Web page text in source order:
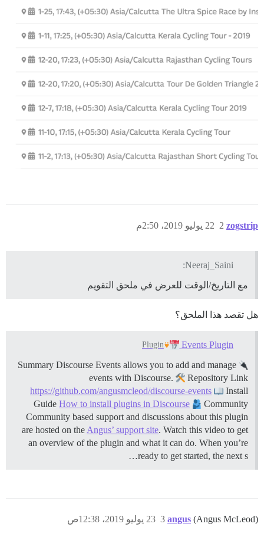
zogstrip 22 يوليو 2019، 2:50م 2
Neeraj_Saini:
مع التاريخ/الوقت للعرض في ملحق التقويم
هل تقصد هذا الملحق؟
Events Plugin
Plugin
Summary Discourse Events allows you to add and manage
events with Discourse.
Repository Link
https://github.com/angusmcleod/discourse-events
Install
Guide How to install plugins in Discourse
Community
Community based support and discussions about this plugin
are hosted on the Angus’ support site. Watch this video to get
an overview of the plugin and what it can do. When you’re
ready to get started, the next s…
angus (Angus McLeod) 23 يوليو 2019، 12:38ص 3